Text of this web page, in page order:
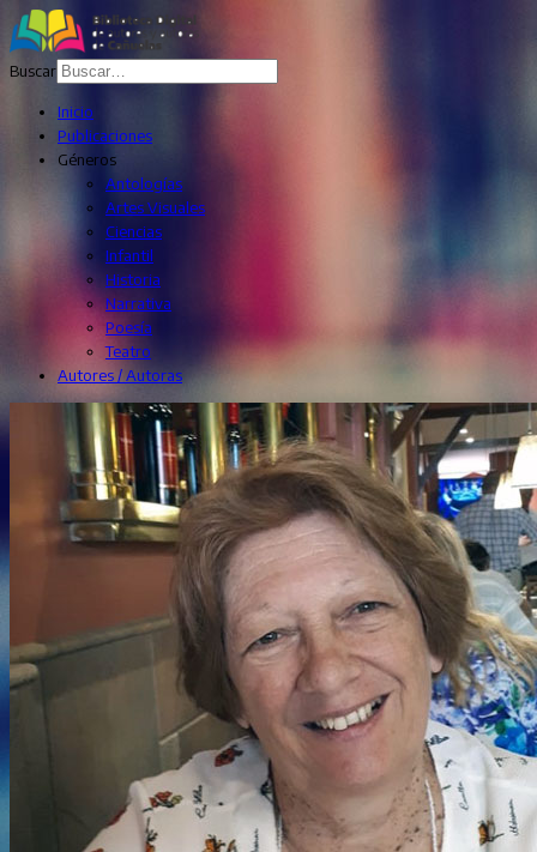
Buscar
Inicio
Publicaciones
Géneros
Antologías
Artes Visuales
Ciencias
Infantil
Historia
Narrativa
Poesía
Teatro
Autores / Autoras